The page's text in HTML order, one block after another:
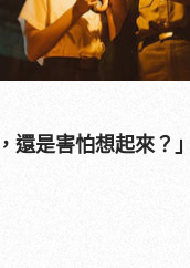
還是害怕想起來？